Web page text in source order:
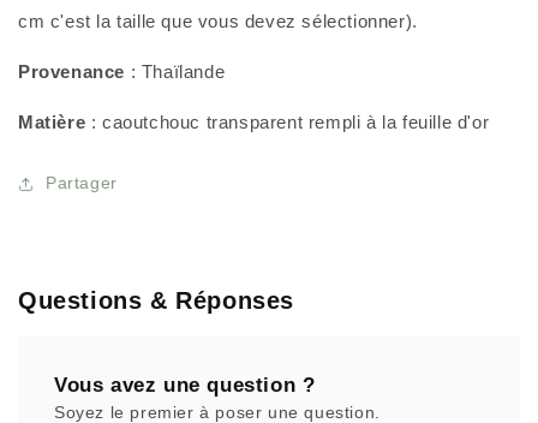
cm c'est la taille que vous devez sélectionner).
Provenance : Thaïlande
Matière : caoutchouc transparent rempli à la feuille d'or
Partager
Questions & Réponses
Vous avez une question ?
Soyez le premier à poser une question.